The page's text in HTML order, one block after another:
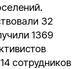
32
1369
сотрудников